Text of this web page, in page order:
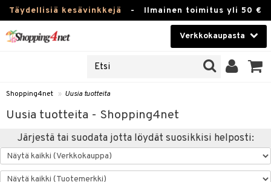
Täydellisiä kesävinkkejä - Ilmainen toimitus yli 50 €
Verkkokaupasta
Piilolinssit
Luontaistuotteet
Apteekki
Fitness
Shopping4net » Uusia tuotteita
Uusia tuotteita - Shopping4net
Järjestä tai suodata jotta löydät suosikkisi helposti:
sisään
asiakastietoni